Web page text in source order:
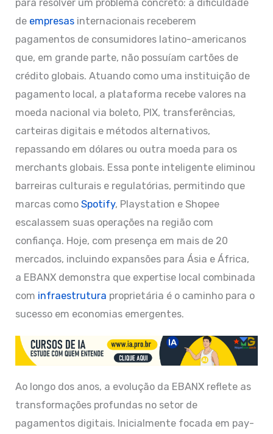
para resolver um problema concreto: a dificuldade
de empresas internacionais receberem
pagamentos de consumidores latino-americanos
que, em grande parte, não possuíam cartões de
crédito globais. Atuando como uma instituição de
pagamento local, a plataforma recebe valores na
moeda nacional via boleto, PIX, transferências,
carteiras digitais e métodos alternativos,
repassando em dólares ou outra moeda para os
merchants globais. Essa ponte inteligente eliminou
barreiras culturais e regulatórias, permitindo que
marcas comoSpotify, Playstation e Shopee
escalassem suas operações na região com
confiança. Hoje, com presença em mais de 20
mercados, incluindo expansões para Ásia e África,
a EBANX demonstra que expertise local combinada
com infraestrutura proprietária é o caminho para o
sucesso em economias emergentes.
Ao longo dos anos, a evolução da EBANX reflete as
transformações profundas no setor de
pagamentos digitais. Inicialmente focada em pay-